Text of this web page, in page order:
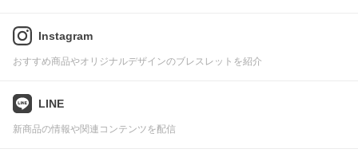
Instagram
おすすめ商品やオリジナルデザインのブレスレットを紹介
LINE
新商品の情報や関連コンテンツを配信